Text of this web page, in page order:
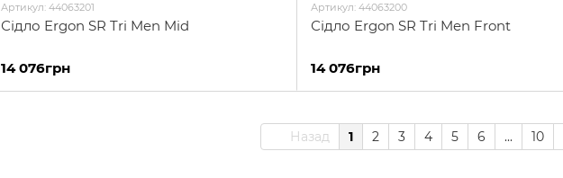
Артикул: 44063201
Сідло Ergon SR Tri Men Mid
14 076грн
Артикул: 44063200
Сідло Ergon SR Tri Men Front
14 076грн
Назад 1 2 3 4 5 6 ... 10